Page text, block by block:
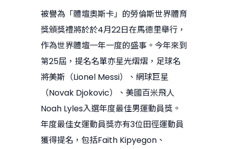
被譽為「體壇奧斯卡」的勞倫斯世界體育
獎頒獎禮將於於4月22日在馬德里舉行，
作為世界體壇一年一度的盛事。今年來到
第25屆，提名名單亦星光熠熠，足球名
將美斯（Lionel Messi）、網球巨星
（Novak Djokovic）、美國百米飛人
Noah Lyles入選年度最佳男運動員獎。
年度最佳女運動員獎亦有3位田徑運動員
獲得提名，包括Faith Kipyegon、